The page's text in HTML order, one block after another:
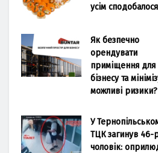
усім сподобалося
Як безпечно
орендувати
приміщення для
бізнесу та
можливі ризики?
У
ТЦК загинув 46-
чоловік: